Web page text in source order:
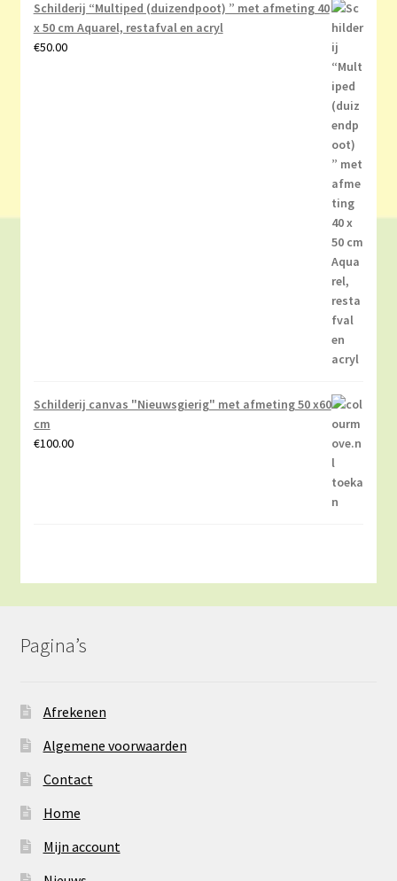
Schilderij “Multiped (duizendpoot) ” met afmeting 40
x 50 cm Aquarel, restafval en acryl
€50.00
Schilderij canvas "Nieuwsgierig" met afmeting 50 x60
cm
€100.00
Pagina’s
Afrekenen
Algemene voorwaarden
Contact
Home
Mijn account